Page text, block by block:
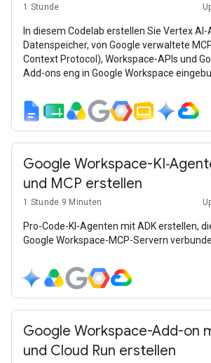
1 Stunde
In diesem Codelab erstellen Sie Vertex
Datenspeicher, von Google verwaltete
Context Protocol), Workspace-APIs und
Add-ons eng in Google Workspace
Search & Agent Engine, dem Agent
und Google Cloud.
Google Workspace-
und MCP erstellen
1 Stunde 9 Minuten
Pro-Code-KI-Agenten mit ADK erstellen,
Google Workspace-MCP-Servern
Google Workspace-Add-on
und Cloud Run erstellen